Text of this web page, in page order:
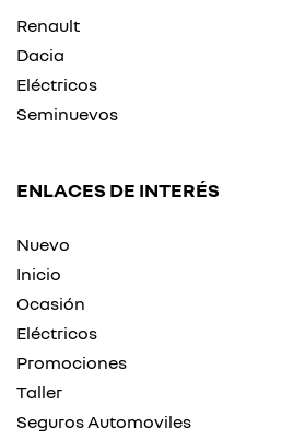
Renault
Dacia
Eléctricos
Seminuevos
ENLACES DE INTERÉS
Nuevo
Inicio
Ocasión
Eléctricos
Promociones
Taller
Seguros Automoviles